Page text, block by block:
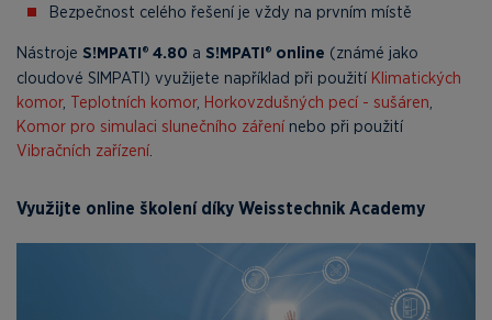
Bezpečnost celého řešení je vždy na prvním místě
Nástroje S!MPATI® 4.80 a S!MPATI® online (známé jako
cloudové SIMPATI) využijete například při použití Klimatických
komor, Teplotních komor, Horkovzdušných pecí - sušáren
Komor pro simulaci slunečního záření nebo při použití
Vibračních zařízení
Využijte online školení díky Weisstechnik Academy